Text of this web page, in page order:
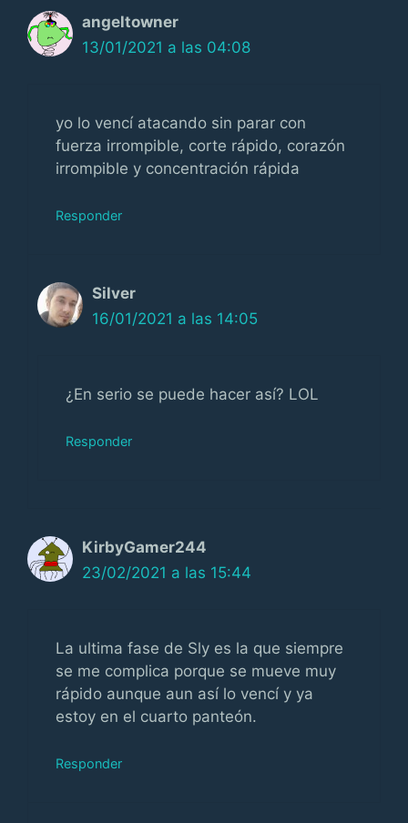
angeltowner
13/01/2021 a las 04:08
yo lo vencí atacando sin parar con
fuerza irrompible, corte rápido, corazón
irrompible y concentración rápida
Responder
Silver
16/01/2021 a las 14:05
¿En serio se puede hacer así? LOL
Responder
KirbyGamer244
23/02/2021 a las 15:44
La ultima fase de Sly es la que siempre
se me complica porque se mueve muy
rápido aunque aun así lo vencí y ya
estoy en el cuarto panteón.
Responder